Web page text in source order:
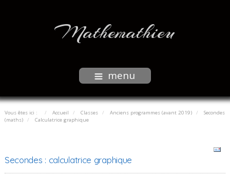
Mathemathieu
menu
Vous êtes ici : Accueil Classes Anciens programmes (avant 2019)
Secondes
(maths)
Calculatrice graphique
Secondes : calculatrice graphique